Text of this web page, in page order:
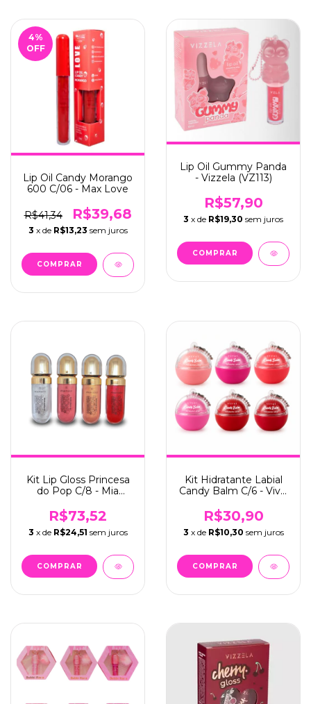
4%
OFF
Lip Oil Candy Morango
600 C/06 - Max Love
R$41,34 R$39,68
3 x de R$13,23 sem juros
Lip Oil Gummy Panda
- Vizzela (VZ113)
R$57,90
3 x de R$19,30 sem juros
Kit Lip Gloss Princesa
do Pop C/8 - Mia
R$73,52
3 x de R$24,51 sem juros
Kit Hidratante Labial
Candy Balm C/6 - Vivai
R$30,90
3 x de R$10,30 sem juros